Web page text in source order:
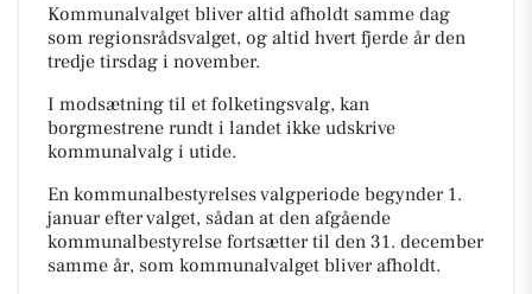
Kommunalvalget bliver altid afholdt samme dag
som regionsrådsvalget, og altid hvert fjerde år den
tredje tirsdag i november.
I modsætning til et folketingsvalg, kan
borgmestrene rundt i landet ikke udskrive
kommunalvalg i utide.
En kommunalbestyrelses valgperiode begynder 1.
januar efter valget, sådan at den afgående
kommunalbestyrelse fortsætter til den 31. december
samme år, som kommunalvalget bliver afholdt.